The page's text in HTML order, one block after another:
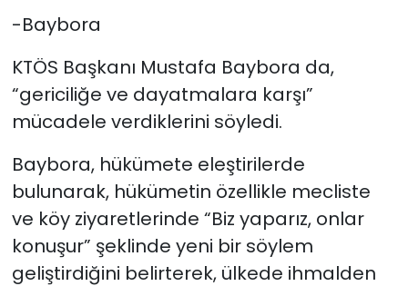
-Baybora
KTÖS Başkanı Mustafa Baybora da,
“gericiliğe ve dayatmalara karşı”
mücadele verdiklerini söyledi.
Baybora, hükümete eleştirilerde
bulunarak, hükümetin özellikle mecliste
ve köy ziyaretlerinde “Biz yaparız, onlar
konuşur” şeklinde yeni bir söylem
geliştirdiğini belirterek, ülkede ihmalden